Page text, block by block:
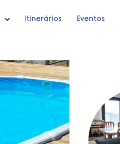
Itinerários Eventos